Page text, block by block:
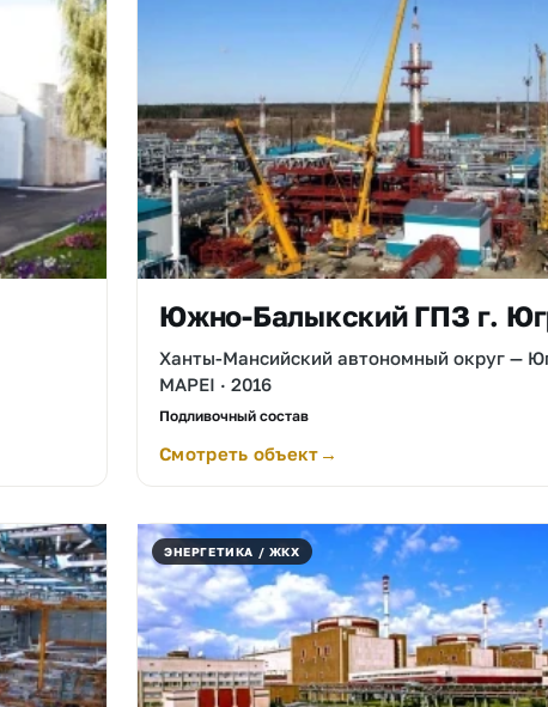
Южно-Балыкский ГПЗ г.
Ханты-Мансийский автономный округ —
MAPEI · 2016
Подливочный состав
Смотреть объект
ЭНЕРГЕТИКА / ЖКХ